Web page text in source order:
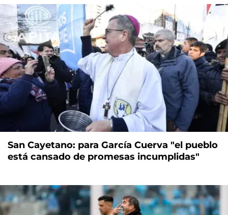
San Cayetano: para García Cuerva "el pueblo
está cansado de promesas incumplidas"